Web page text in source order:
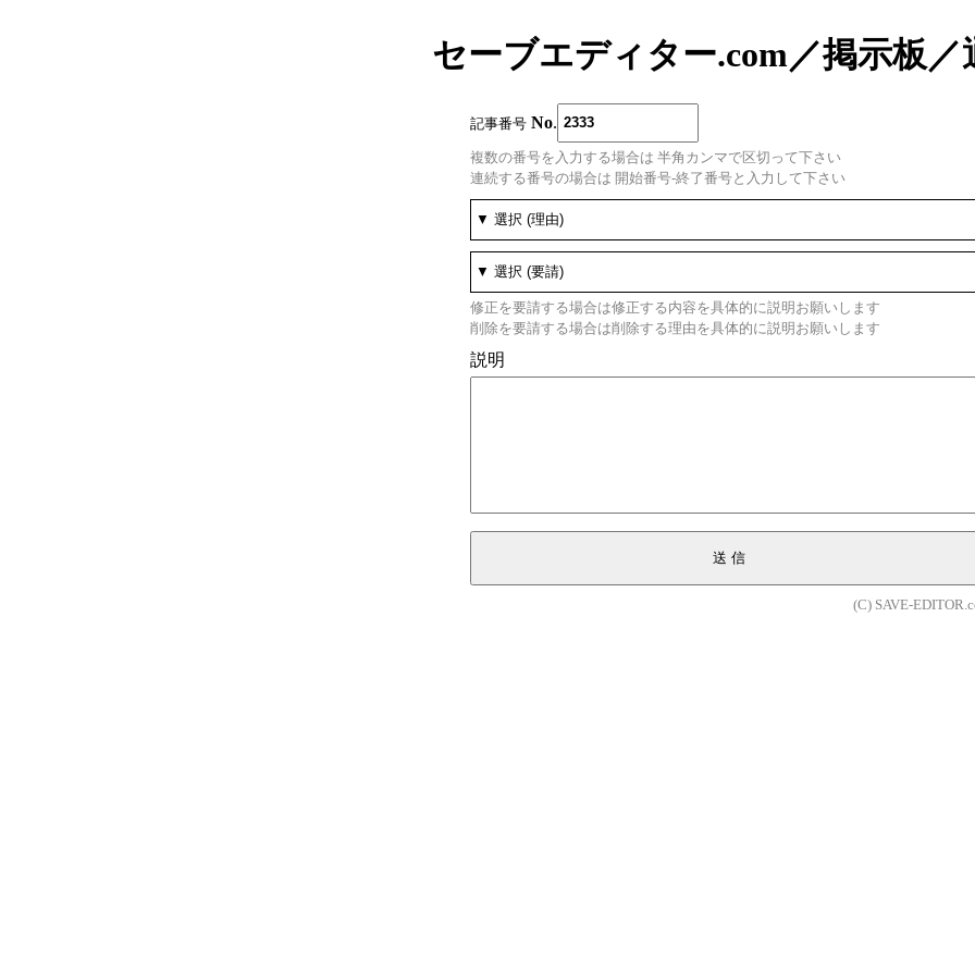
セーブエディター.com／掲示板／
記事番号 No
複数の番号を入力する場合は 半角カンマで区切って下さい
連続する番号の場合は 開始番号-終了番号と入力して下さい
修正を要請する場合は修正する内容を具体的に説明お願いします
削除を要請する場合は削除する理由を具体的に説明お願いします
説明
送信
(C) SAVE-